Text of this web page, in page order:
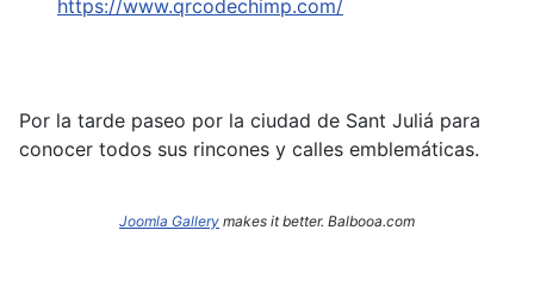
https://www.qrcodechimp.com/
Por la tarde paseo por la ciudad de Sant Juliá para
conocer todos sus rincones y calles emblemáticas.
Joomla Gallery makes it better. Balbooa.com